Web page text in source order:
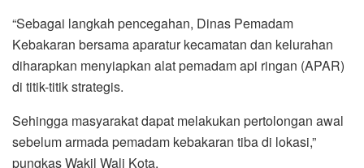
“Sebagai langkah pencegahan, Dinas Pemadam
Kebakaran bersama aparatur kecamatan dan kelurahan
diharapkan menyiapkan alat pemadam api ringan (APAR)
di titik-titik strategis.
Sehingga masyarakat dapat melakukan pertolongan awal
sebelum armada pemadam kebakaran tiba di lokasi,”
pungkas Wakil Wali Kota.